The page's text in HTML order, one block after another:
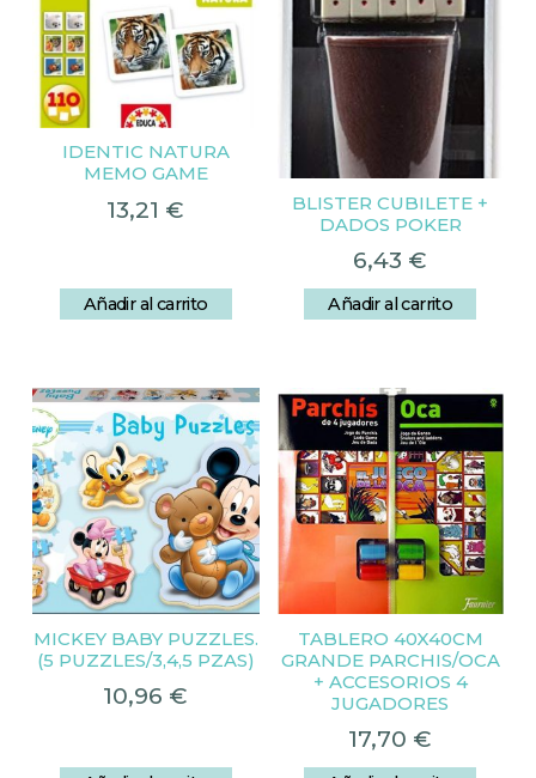
IDENTIC NATURA
MEMO GAME
13,21 €
Añadir al carrito
BLISTER CUBILETE +
DADOS POKER
6,43 €
Añadir al carrito
MICKEY BABY PUZZLES.
(5 PUZZLES/3,4,5 PZAS)
10,96 €
TABLERO 40X40CM
GRANDE PARCHIS/OCA
+ ACCESORIOS 4
JUGADORES
17,70 €